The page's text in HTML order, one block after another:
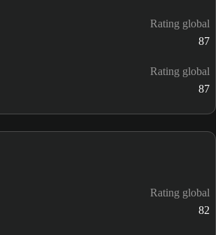
Rating global
87
Rating global
87
Rating global
82